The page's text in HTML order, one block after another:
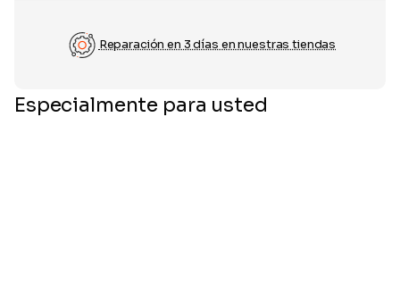
Reparación en 3 días en nuestras tiendas
Especialmente para usted